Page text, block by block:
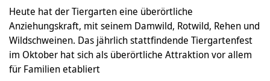
Heute hat der Tiergarten eine überörtliche
Anziehungskraft, mit seinem Damwild, Rotwild, Rehen und
Wildschweinen. Das jährlich stattfindende Tiergartenfest
im Oktober hat sich als überörtliche Attraktion vor allem
für Familien etabliert